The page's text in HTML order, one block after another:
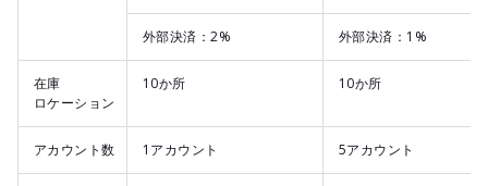
外部決済：2% 外部決済：1%
在庫
ロケーション
10か所 10か所
アカウント数 1アカウント 5アカウント